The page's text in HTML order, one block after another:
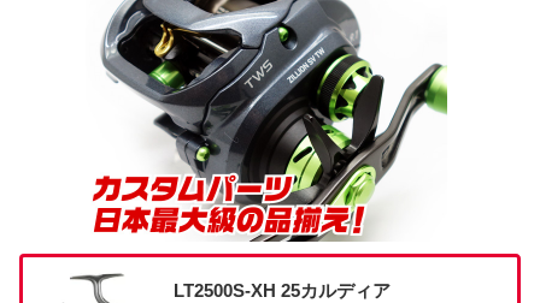
LT2500S-XH 25カルディア